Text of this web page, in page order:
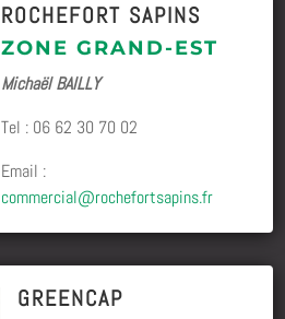
ROCHEFORT SAPINS
ZONE GRAND-EST
Michaël BAILLY
Tel : 06 62 30 70 02
Email :
commercial@rochefortsapins.fr
GREENCAP